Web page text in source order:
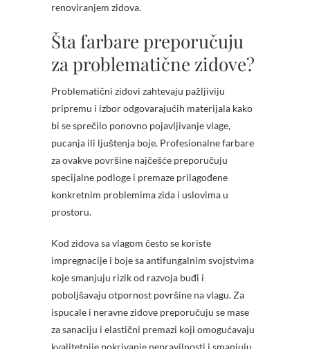
renoviranjem zidova.
Šta farbare preporučuju
za problematične zidove?
Problematični zidovi zahtevaju pažljiviju
pripremu i izbor odgovarajućih materijala kako
bi se sprečilo ponovno pojavljivanje vlage,
pucanja ili ljuštenja boje. Profesionalne farbare
za ovakve površine najčešće preporučuju
specijalne podloge i premaze prilagođene
konkretnim problemima zida i uslovima u
prostoru.
Kod zidova sa vlagom često se koriste
impregnacije i boje sa antifungalnim svojstvima
koje smanjuju rizik od razvoja buđi i
poboljšavaju otpornost površine na vlagu. Za
ispucale i neravne zidove preporučuju se mase
za sanaciju i elastični premazi koji omogućavaju
kvalitetnije pokrivanje nepravilnosti i smanjuju